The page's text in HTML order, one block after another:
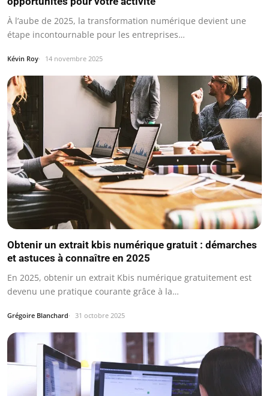
À l’aube de 2025, la transformation numérique devient une
étape incontournable pour les entreprises…
Kévin Roy 14 novembre 2025
Obtenir un extrait kbis numérique gratuit : démarches
et astuces à connaître en 2025
En 2025, obtenir un extrait Kbis numérique gratuitement est
devenu une pratique courante grâce à la…
Grégoire Blanchard 31 octobre 2025